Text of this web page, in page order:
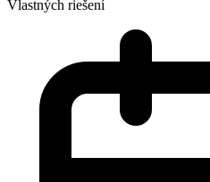
Vlastných riešení